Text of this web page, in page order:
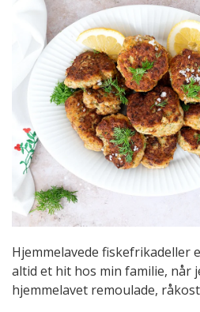
Hjemmelavede
altid et hit hos min familie, når
hjemmelavet remoulade,